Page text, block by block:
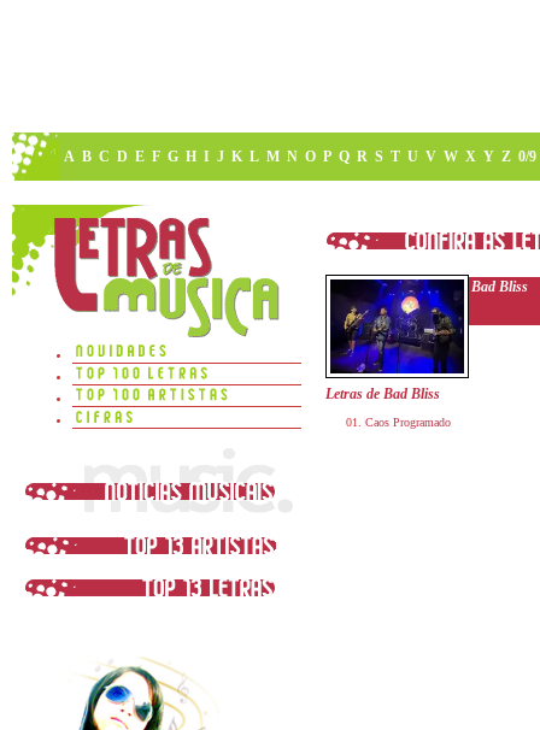
A B C D E F G H I J K L M N O P Q R S T U V W X Y Z 0/9
Bad Bliss
Letras de Bad Bliss
Caos Programado